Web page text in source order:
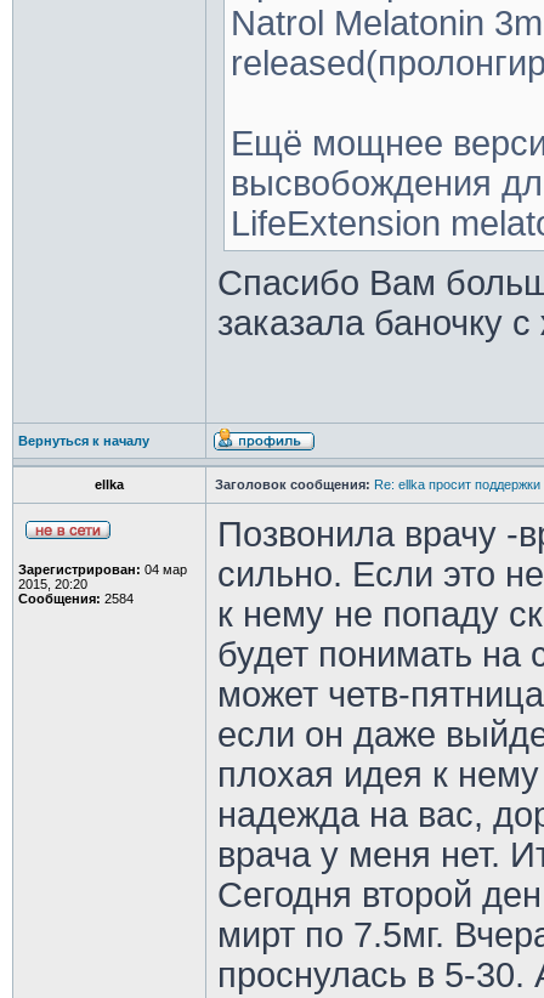
Natrol Melatonin
Ещё мощнее
высвобождения
LifeExtension
Спасибо Вам
заказала баночку
Вернуться к началу
ellka Заголовок сообщения: Re: ellka просит поддержки
Зарегистрирован: 04 мар
2015, 20:20
Сообщения: 2584
Позвонила врачу -
сильно. Если это
к нему не попаду
будет понимать на
может четв-
если он даже
плохая идея к
надежда на вас,
врача у меня нет.
Сегодня второй
мирт по 7.5мг.
проснулась в 5-30.